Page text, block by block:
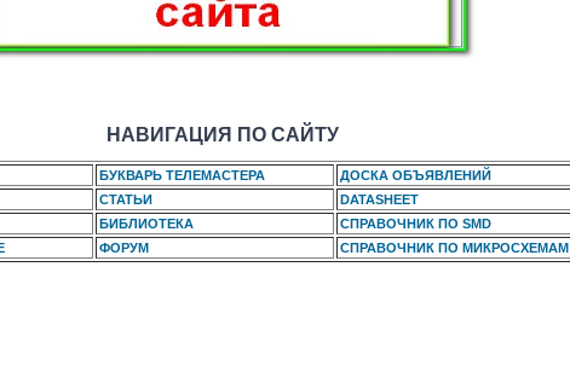
НАВИГАЦИЯ ПО САЙТУ
БУКВАРЬ ТЕЛЕМАСТЕРА
ДОСКА ОБЪЯВЛЕНИЙ
СТАТЬИ
DATASHEET
БИБЛИОТЕКА
СПРАВОЧНИК ПО SMD
ФОРУМ СПРАВОЧНИК ПО МИКРОСХЕМАМ